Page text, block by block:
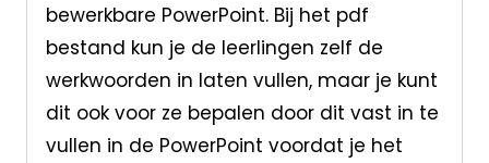
bewerkbare PowerPoint. Bij het pdf
bestand kun je de leerlingen zelf de
werkwoorden in laten vullen, maar je kunt
dit ook voor ze bepalen door dit vast in te
vullen in de PowerPoint voordat je het